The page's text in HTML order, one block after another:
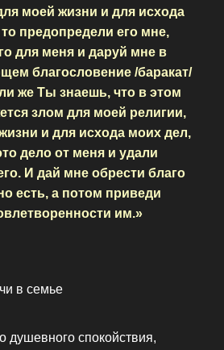
моей жизни и для исхода
предопредели его мне,
для меня и даруй мне в
благословение /баракат/
же Ты знаешь, что в этом
злом для моей религии,
и для исхода моих дел,
дело от меня и удали
И дай мне обрести благо
есть, а потом приведи
им.»
душевного спокойствия,